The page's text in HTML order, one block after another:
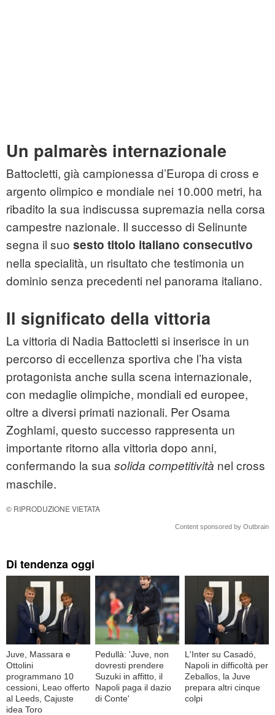
Un palmarès internazionale
Battocletti, già campionessa d’Europa di cross e
argento olimpico e mondiale nei 10.000 metri, ha
ribadito la sua indiscussa supremazia nella corsa
campestre nazionale. Il successo di Selinunte
segna il suo sesto titolo italiano consecutivo
nella specialità, un risultato che testimonia un
dominio senza precedenti nel panorama italiano.
Il significato della vittoria
La vittoria di Nadia Battocletti si inserisce in un
percorso di eccellenza sportiva che l’ha vista
protagonista anche sulla scena internazionale,
con medaglie olimpiche, mondiali ed europee,
oltre a diversi primati nazionali. Per Osama
Zoghlami, questo successo rappresenta un
importante ritorno alla vittoria dopo anni,
confermando la sua solida competitività nel cross
maschile.
© RIPRODUZIONE VIETATA
Content sponsored by Outbrain
Di tendenza oggi
Juve, Massara e
Ottolini
programmano 10
cessioni, Leao offerto
al Leeds, Cajuste
idea Toro
Pedullà: 'Juve, non
dovresti prendere
Suzuki in affitto, il
Napoli paga il dazio
di Conte'
L'Inter su Casadó,
Napoli in difficoltà per
Zeballos, la Juve
prepara altri cinque
colpi